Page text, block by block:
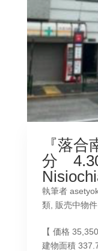
『落
分
執筆者
類, 販売中物件
【 価格
建物面積